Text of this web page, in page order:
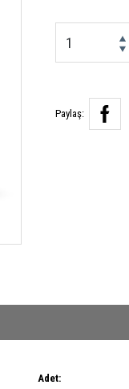
Paylaş:
Adet: